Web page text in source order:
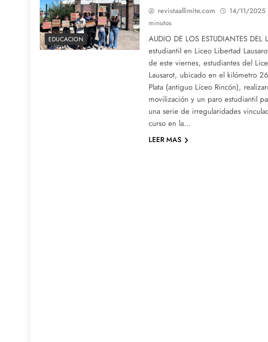
EDUCACION
revistaallimite.com 14/11/2025
minutos
AUDIO DE LOS ESTUDIANTES DEL
estudiantil en Liceo Libertad
de este viernes, estudiantes del
Lausarot, ubicado en el kilómetro
Plata (antiguo Liceo Rincón),
movilización y un paro estudiantil
una serie de irregularidades
curso en la…
LEER MAS